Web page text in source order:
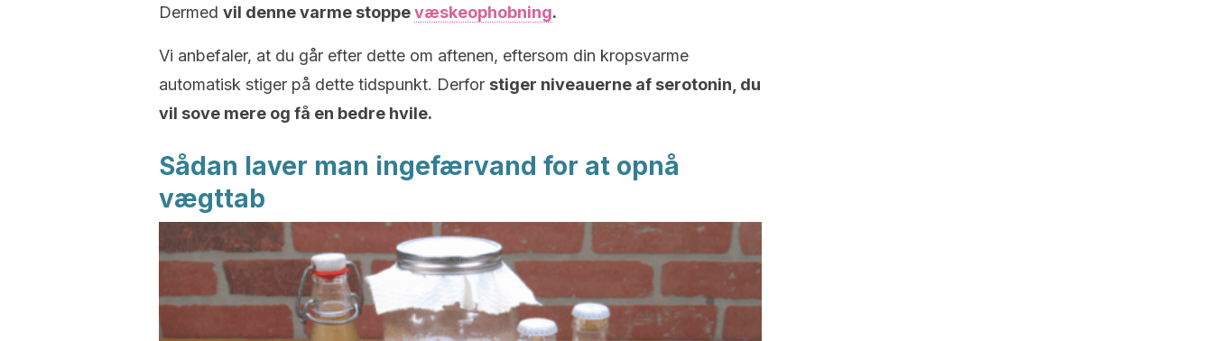
Dermed vil denne varme stoppevæskeophobning.
Vi anbefaler, at du går efter dette om aftenen, eftersom din kropsvarme
automatisk stiger på dette tidspunkt. Derfor stiger niveauerne af serotonin, du
vil sove mere og få en bedre hvile.
Sådan laver man ingefærvand for at opnå
vægttab